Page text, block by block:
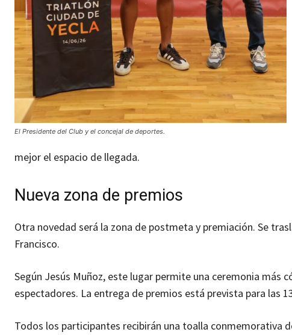
El Presidente del Club y el concejal de deportes.
mejor el espacio de llegada.
Nueva zona de premios
Otra novedad será la zona de postmeta y premiación. Se
Francisco.
Según Jesús Muñoz, este lugar permite una ceremonia más
espectadores. La entrega de premios está prevista para las
Todos los participantes recibirán una toalla conmemorativa